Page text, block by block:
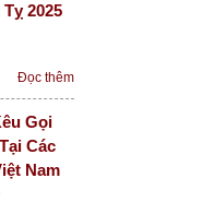
2025
Đọc thêm
Gọi
Các
Nam